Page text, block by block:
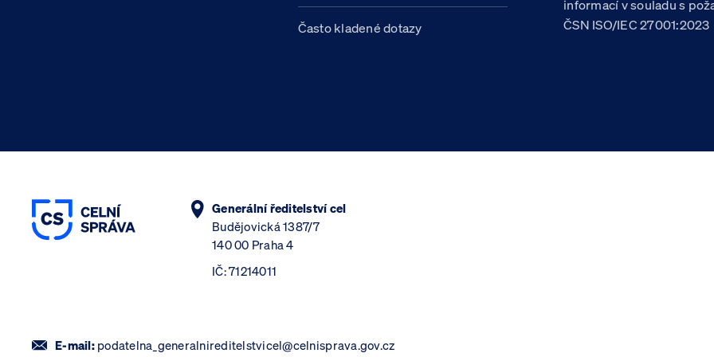
Často kladené dotazy
informací v souladu s
ČSN ISO/IEC 27001:2023
Generální ředitelství cel
Budějovická 1387/7
140 00 Praha 4
IČ: 71214011
E-mail: podatelna_generalnireditelstvicel@celnisprava.gov.cz